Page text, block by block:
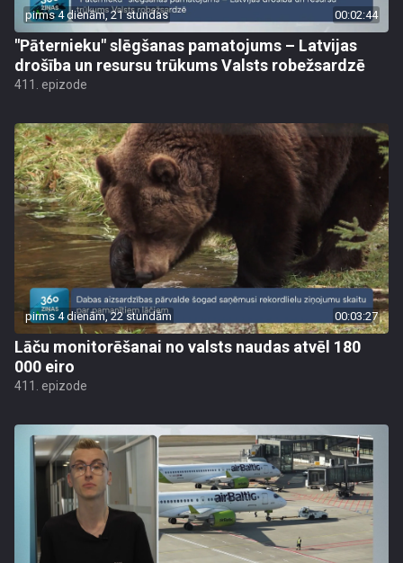
pirms 4 dienām, 21 stundas 00:02:44
"Pāternieku" slēgšanas pamatojums – Latvijas
drošība un resursu trūkums Valsts robežsardzē
411. epizode
pirms 4 dienām, 22 stundām 00:03:27
Lāču monitorēšanai no valsts naudas atvēl 180
000 eiro
411. epizode